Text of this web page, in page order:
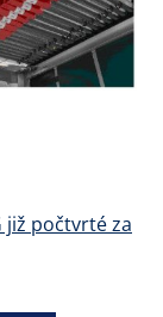
již počtvrté za